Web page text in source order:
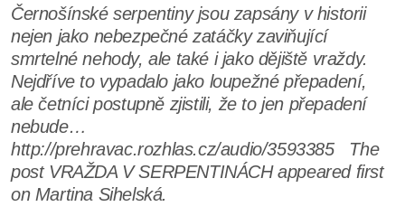
Černošínské serpentiny jsou zapsány v historii
nejen jako nebezpečné zatáčky zaviňující
smrtelné nehody, ale také i jako dějiště vraždy.
Nejdříve to vypadalo jako loupežné přepadení,
ale četníci postupně zjistili, že to jen přepadení
nebude…
http://prehravac.rozhlas.cz/audio/3593385 The
post VRAŽDA V SERPENTINÁCH appeared first
on Martina Sihelská.